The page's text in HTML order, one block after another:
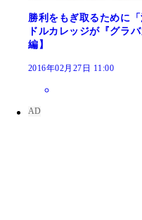
勝利をもぎ取るために
ドルカレッジが『グラ
編】
2016年02月27日 11:00